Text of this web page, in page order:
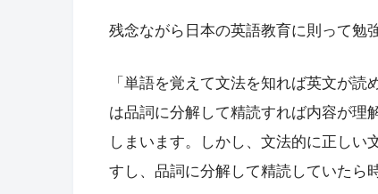
残念ながら日本の英語教育に則って勉
「単語を覚えて文法を知れば英文が
は品詞に分解して精読すれば内容が理
しまいます。しかし、文法的に正しい
すし、品詞に分解して精読していたら